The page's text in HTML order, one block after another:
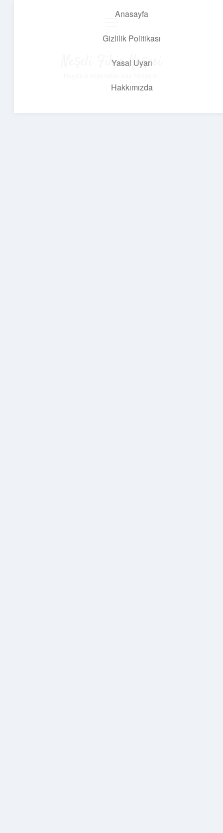
Anasayfa
Gizlilik Politikası
Yasal Uyarı
Hakkımızda
Neşeli Fikir Köşesi